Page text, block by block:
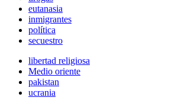
eutanasia
inmigrantes
política
secuestro
libertad religiosa
Medio oriente
pakistan
ucrania